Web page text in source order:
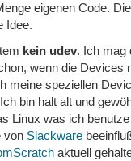
eigenen Code.
Idee.
kein udev. Ich mag
wenn die Devices
meine speziellen
bin halt alt und
Linux was ich
von Slackware
aktuell